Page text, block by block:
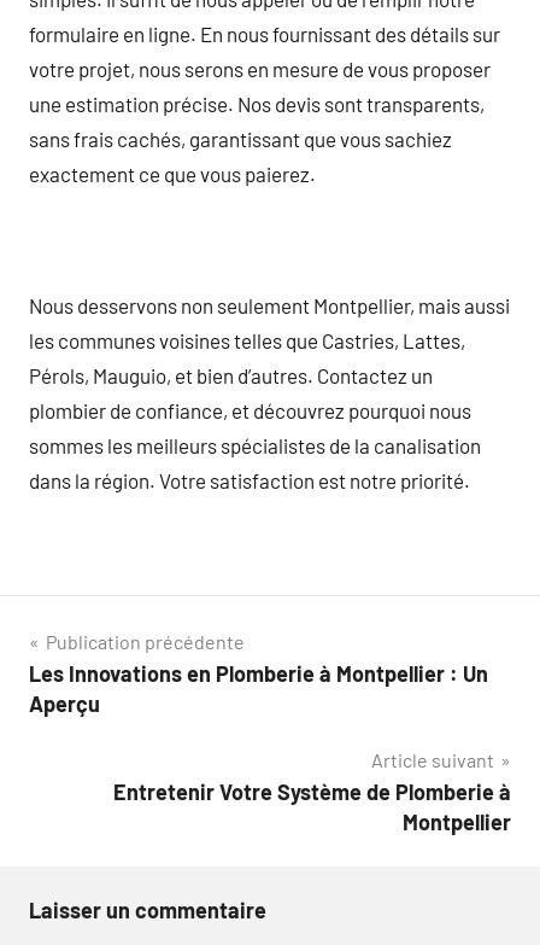
formulaire en ligne. En nous fournissant des détails sur
votre projet, nous serons en mesure de vous proposer
une estimation précise. Nos devis sont transparents,
sans frais cachés, garantissant que vous sachiez
exactement ce que vous paierez.
Nous desservons non seulement Montpellier, mais aussi
les communes voisines telles que Castries, Lattes,
Pérols, Mauguio, et bien d’autres. Contactez un
plombier de confiance, et découvrez pourquoi nous
sommes les meilleurs spécialistes de la canalisation
dans la région. Votre satisfaction est notre priorité.
Navigation
de
Publication précédente
Les Innovations en Plomberie à Montpellier : Un
Aperçu
Article suivant
Entretenir Votre Système de Plomberie à
Montpellier
Laisser un commentaire